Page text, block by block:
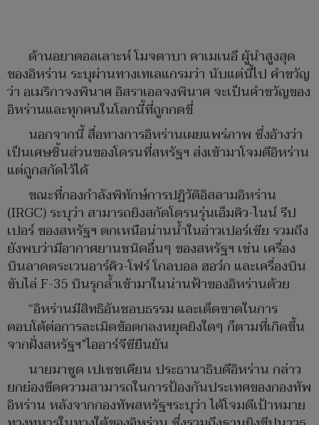
ด้านอยาตอลเลาะห์ โมจตาบา คาเมเนอี ผู้นำสูงสุด
ของอิหร่าน ระบุผ่านทางเทเลแกรมว่า นับแต่นี้ไป คำขวัญ
ว่า อเมริกาจงพินาศ อิสราเอลจงพินาศ จะเป็นคำขวัญของ
อิหร่านและทุกคนในโลกนี้ที่ถูกกดขี่
นอกจากนี้ สื่อทางการอิหร่านเผยแพร่ภาพ ซึ่งอ้างว่า
เป็นเศษชิ้นส่วนของโดรนที่สหรัฐฯ ส่งเข้ามาโจมตีอิหร่าน
แต่ถูกสกัดไว้ได้
ขณะที่กองกำลังพิทักษ์การปฏิวัติอิสลามอิหร่าน
(IRGC) ระบุว่า สามารถยิงสกัดโดรนรุ่นเอ็มคิว-ไนน์ รีป
เปอร์ ของสหรัฐฯ ตกเหนือน่านน้ำในอ่าวเปอร์เซีย รวมถึง
ยังพบว่ามีอากาศยานชนิดอื่นๆ ของสหรัฐฯ เช่น เครื่อง
บินลาดตระเวนอาร์คิว-โฟร์ โกลบอล ฮอว์ก และเครื่องบิน
ขับไล่ F-35 บินรุกล้ำเข้ามาในน่านฟ้าของอิหร่านด้วย
“อิหร่านมีสิทธิอันชอบธรรม และเด็ดขาดในการ
ตอบโต้ต่อการละเมิดข้อตกลงหยุดยิงใดๆ ก็ตามที่เกิดขึ้น
จากฝั่งสหรัฐฯ”ไออาร์จีซียืนยัน
นายมาซูด เปเซชเคียน ประธานาธิบดีอิหร่าน กล่าว
ยกย่องขีดความสามารถในการป้องกันประเทศของกองทัพ
อิหร่าน หลังจากกองทัพสหรัฐฯระบุว่า ได้โจมตีเป้าหมาย